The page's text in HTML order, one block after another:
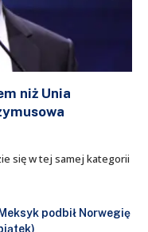
niż Unia
się w tej samej kategorii
podbił Norwegię